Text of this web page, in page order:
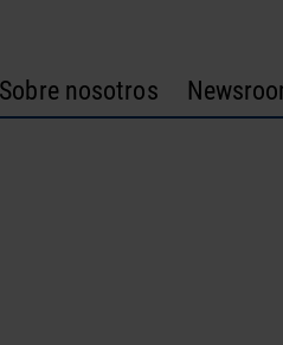
Sobre nosotros